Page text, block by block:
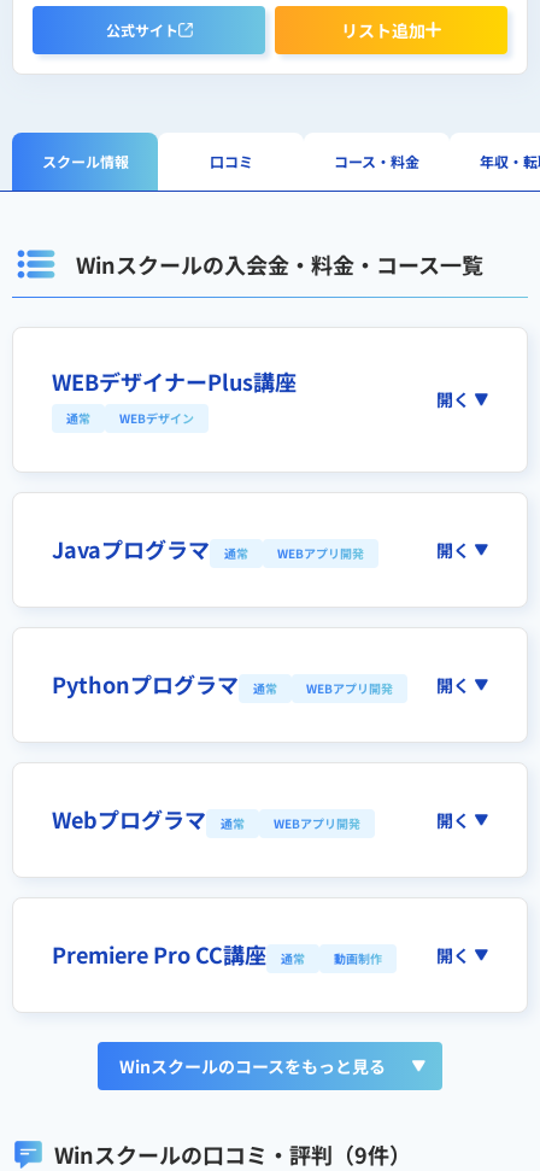
公式サイト リスト追加
スクール情報 口コミ コース・料金 年収・
Winスクールの入会金・料金・コース一覧
WEBデザイナーPlus講座
通常 WEBデザイン
開く
Javaプログラマ 通常 WEBアプリ開発 開く
Pythonプログラマ 通常 WEBアプリ開発 開く
Webプログラマ 通常 WEBアプリ開発 開く
Premiere Pro CC講座 通常 動画制作 開く
Winスクールのコースをもっと見る
Winスクールの口コミ・評判（9件）